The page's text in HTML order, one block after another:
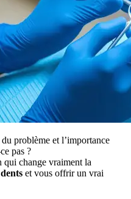
problème et l’importance
pas ?
qui change vraiment la
dents et vous offrir un vrai